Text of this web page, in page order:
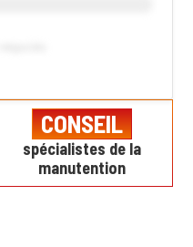
CONSEIL
spécialistes de la
manutention